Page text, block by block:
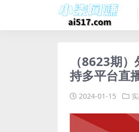
（8623期
持多平台直
2024-01-15